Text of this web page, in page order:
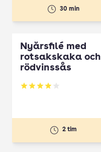
30 min
Nyårsfilé med
rotsakskaka och
rödvinssås
Betyg: 3.94 av 5
2 tim